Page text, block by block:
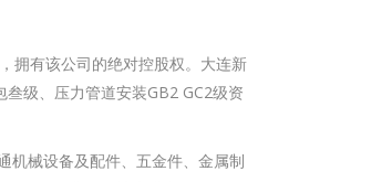
拥有该公司的绝对控股权。大连新
级、压力管道安装GB2 GC2级资
机械设备及配件、五金件、金属制